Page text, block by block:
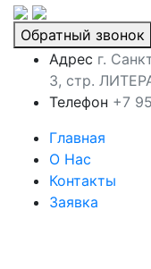
Обратный звонок
Адрес г.
3, стр.
Телефон +7
Главная
О Нас
Контакты
Заявка